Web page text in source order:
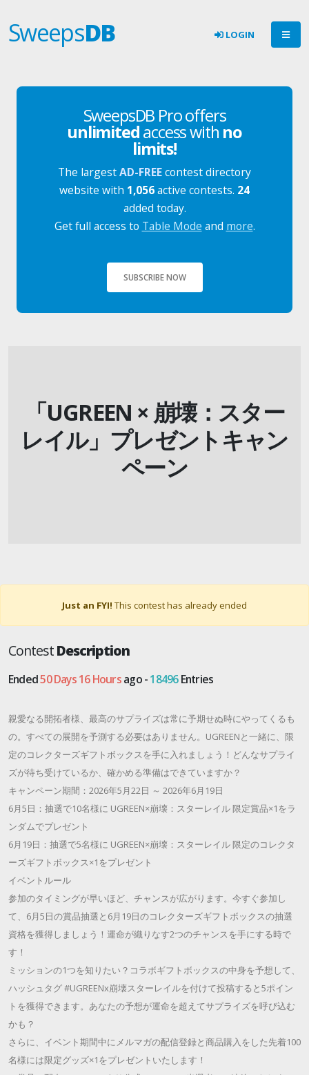
SweepsDB LOGIN
SweepsDB Pro offers
unlimitedaccess with no
limits!
The largestAD-FREEcontest directory
website with 1,056active contests. 24
added today.
Get full access to Table Mode and more.
SUBSCRIBE NOW
「UGREEN × 崩壊：スター
レイル」プレゼントキャン
ペーン
Just an FYI! This contest has already ended
ContestDescription
Ended50 Days 16 Hoursago -18496Entries
親愛なる開拓者様、最高のサプライズは常に予期せぬ時にやってくるも
の。すべての展開を予測する必要はありません。UGREENと一緒に、限
定のコレクターズギフトボックスを手に入れましょう！どんなサプライ
ズが待ち受けているか、確かめる準備はできていますか？
キャンペーン期間：2026年5月22日 ～ 2026年6月19日
6月5日：抽選で10名様に UGREEN×崩壊：スターレイル 限定賞品×1をラ
ンダムでプレゼント
6月19日：抽選で5名様に UGREEN×崩壊：スターレイル 限定のコレクタ
ーズギフトボックス×1をプレゼント
イベントルール
参加のタイミングが早いほど、チャンスが広がります。今すぐ参加し
て、6月5日の賞品抽選と6月19日のコレクターズギフトボックスの抽選
資格を獲得しましょう！運命が織りなす2つのチャンスを手にする時で
す！
ミッションの1つを知りたい？コラボギフトボックスの中身を予想して、
ハッシュタグ #UGREENx崩壊スターレイルを付けて投稿すると5ポイン
トを獲得できます。あなたの予想が運命を超えてサプライズを呼び込む
かも？
さらに、イベント期間中にメルマガの配信登録と商品購入をした先着100
名様には限定グッズ×1をプレゼントいたします！